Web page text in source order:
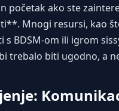
početak ako ste
Mnogi resursi, kao
BDSM-om ili igrom
trebalo biti ugodno, a